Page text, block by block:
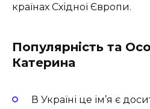
країнах Східної Європи.
Популярність та
Катерина
В Україні це ім’я є